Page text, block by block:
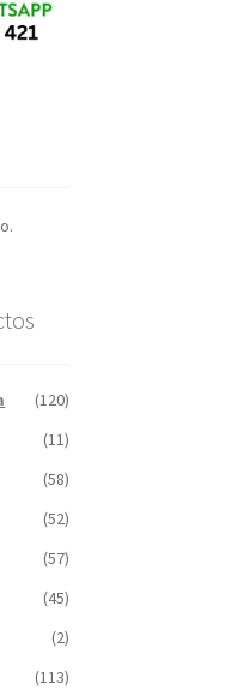
(120)
(11)
(58)
(52)
(57)
(45)
(2)
(113)